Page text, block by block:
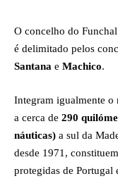
O concelho do
é delimitado pelos
Santana e Machico.
Integram igualmente o
a cerca de 290
náuticas) a sul da
desde 1971,
protegidas de Portugal